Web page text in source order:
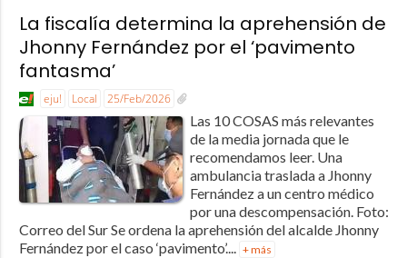
La fiscalía determina la aprehensión de
Jhonny Fernández por el ‘pavimento
fantasma’
eju! Local 25/Feb/2026
Las 10 COSAS más relevantes
de la media jornada que le
recomendamos leer. Una
ambulancia traslada a Jhonny
Fernández a un centro médico
por una descompensación. Foto:
Correo del Sur Se ordena la aprehensión del alcalde Jhonny
Fernández por el caso ‘pavimento’.... + más